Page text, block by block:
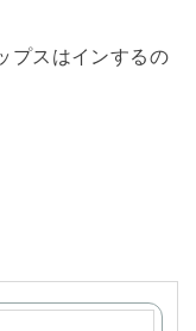
プスはインするの